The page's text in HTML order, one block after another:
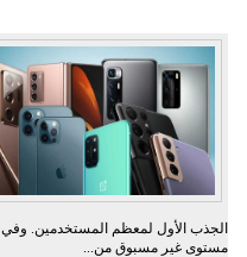
مستوى غير مسبوق من...